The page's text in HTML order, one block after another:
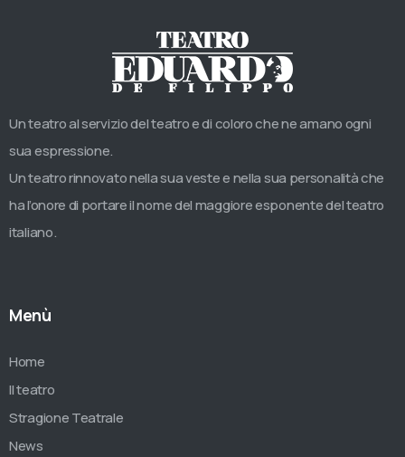
Un teatro al servizio del teatro e di coloro che ne amano ogni
sua espressione.
Un teatro rinnovato nella sua veste e nella sua personalità che
ha l’onore di portare il nome del maggiore esponente del teatro
italiano.
Menù
Home
Il teatro
Stragione Teatrale
News